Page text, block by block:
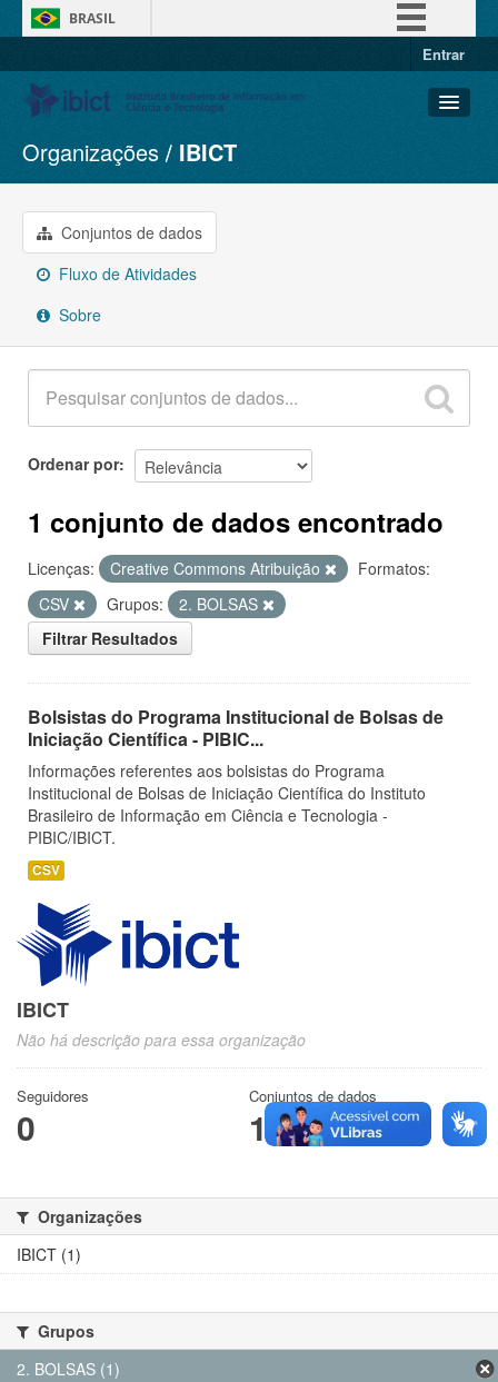
BRASIL
Entrar
Conjuntos de dados
Organizações
Grupos
Sobre
Organizações IBICT
Conjuntos de dados
Fluxo de Atividades
Sobre
Ordenar por
1 conjunto de dados encontrado
Licenças: Creative Commons Atribuição
Formatos:
CSV
Grupos:
2. BOLSAS
Filtrar Resultados
Bolsistas do Programa Institucional de Bolsas de
Iniciação Científica - PIBIC...
Informações referentes aos bolsistas do Programa
Institucional de Bolsas de Iniciação Científica do Instituto
Brasileiro de Informação em Ciência e Tecnologia -
PIBIC/IBICT.
CSV
IBICT
Não há descrição para essa organização
Seguidores
0
Conjuntos de dados
1
Organizações
IBICT (1)
Grupos
2. BOLSAS (1)